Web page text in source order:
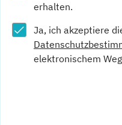
erhalten.
Ja, ich akzeptiere
elektronischem